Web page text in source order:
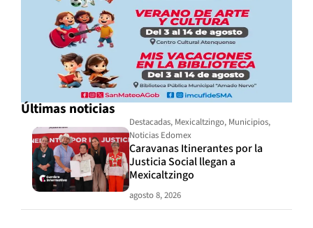
Últimas noticias
Destacadas, Mexicaltzingo, Municipios,
Noticias Edomex
Caravanas Itinerantes por la
Justicia Social llegan a
Mexicaltzingo
agosto 8, 2026